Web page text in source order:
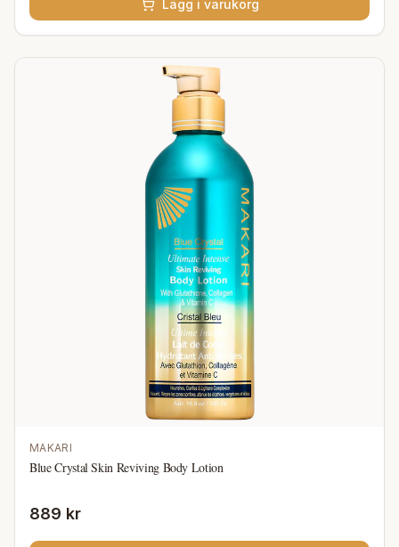
Lägg i varukorg
MAKARI
Blue Crystal Skin Reviving Body Lotion
889 kr